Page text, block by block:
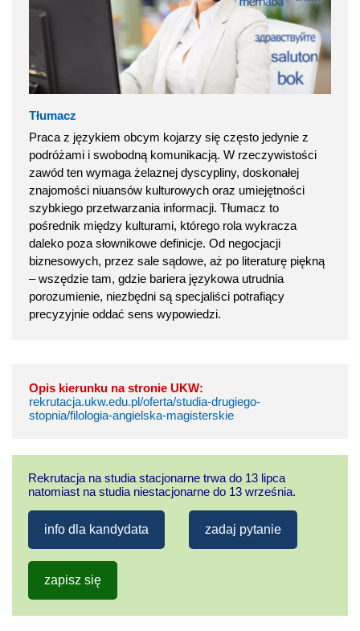
Tłumacz
Praca z językiem obcym kojarzy się często jedynie z
podróżami i swobodną komunikacją. W rzeczywistości
zawód ten wymaga żelaznej dyscypliny, doskonałej
znajomości niuansów kulturowych oraz umiejętności
szybkiego przetwarzania informacji. Tłumacz to
pośrednik między kulturami, którego rola wykracza
daleko poza słownikowe definicje. Od negocjacji
biznesowych, przez sale sądowe, aż po literaturę piękną
– wszędzie tam, gdzie bariera językowa utrudnia
porozumienie, niezbędni są specjaliści potrafiący
precyzyjnie oddać sens wypowiedzi.
Opis kierunku na stronie UKW:
rekrutacja.ukw.edu.pl/oferta/studia-drugiego-
stopnia/filologia-angielska-magisterskie
Rekrutacja na studia stacjonarne trwa do 13 lipca
natomiast na studia niestacjonarne do 13 września.
info dla kandydata zadaj pytanie
zapisz się